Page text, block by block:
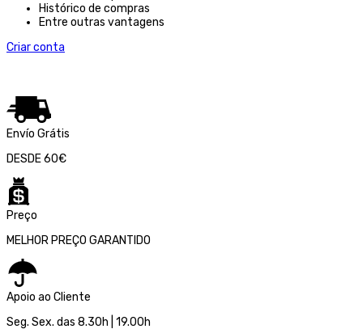
Histórico de compras
Entre outras vantagens
Criar conta
Envío Grátis
DESDE 60€
Preço
MELHOR PREÇO GARANTIDO
Apoio ao Cliente
Seg. Sex. das 8.30h | 19.00h